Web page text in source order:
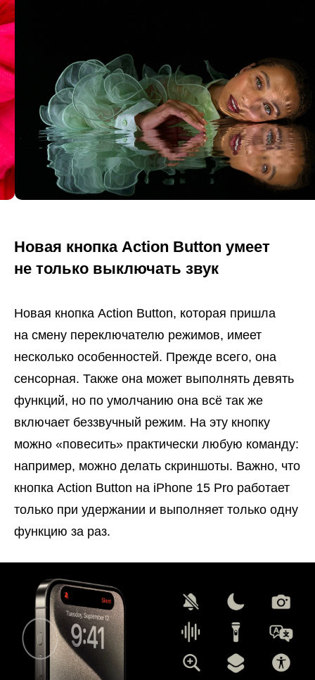
Новая кнопка Action Button умеет
не только выключать звук
Новая кнопка Action Button, которая пришла
на смену переключателю режимов, имеет
несколько особенностей. Прежде всего, она
сенсорная. Также она может выполнять девять
функций, но по умолчанию она всё так же
включает беззвучный режим. На эту кнопку
можно «повесить» практически любую команду:
например, можно делать скриншоты. Важно, что
кнопка Action Button на iPhone 15 Pro работает
только при удержании и выполняет только одну
функцию за раз.